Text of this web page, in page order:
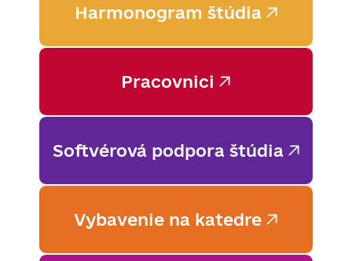
Harmonogram štúdia
Pracovnici
Softvérová podpora štúdia
Vybavenie na katedre